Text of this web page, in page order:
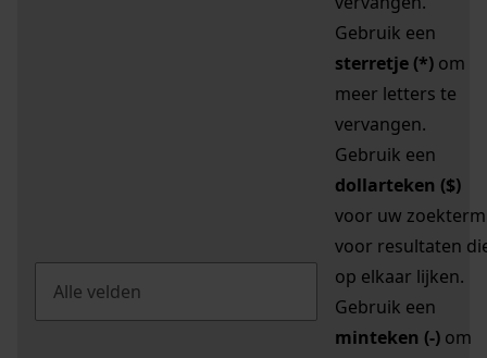
Gebruik een
sterretje (*) om
meer letters te
vervangen.
Gebruik een
dollarteken ($)
voor uw zoekterm
voor resultaten
op elkaar lijken.
Gebruik een
minteken (-) om